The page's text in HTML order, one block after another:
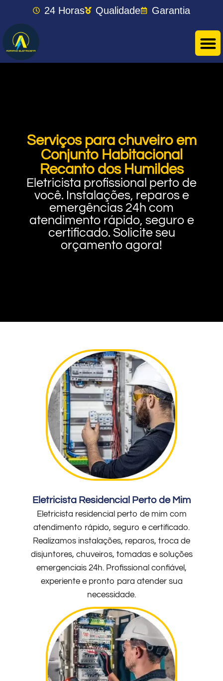
24 Horas Qualidade Garantia
Serviços para chuveiro em
Conjunto Habitacional
Recanto dos Humildes
Eletricista profissional perto de
você. Instalações, reparos e
emergências 24h com
atendimento rápido, seguro e
certificado. Solicite seu
orçamento agora!
Eletricista Residencial Perto de Mim
Eletricista residencial perto de mim com
atendimento rápido, seguro e certificado.
Realizamos instalações, reparos, troca de
disjuntores, chuveiros, tomadas e soluções
emergenciais 24h. Profissional confiável,
experiente e pronto para atender sua
necessidade.